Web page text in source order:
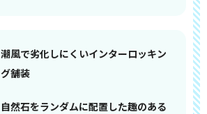
潮風で劣化しにくいインターロッキン
グ舗装
自然石をランダムに配置した趣のある